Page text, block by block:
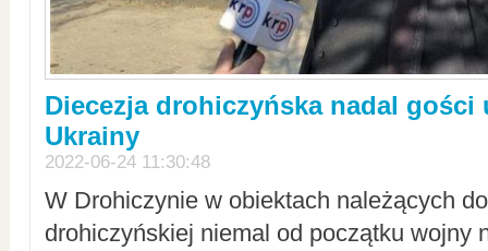
Diecezja drohiczyńska nadal gości
Ukrainy
2022-06-24 11:30:48
W Drohiczynie w obiektach należących
drohiczyńskiej niemal od początku wojny